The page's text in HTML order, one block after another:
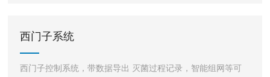
西门子系统
西门子控制系统，带数据导出 灭菌过程记录，智能组网等可